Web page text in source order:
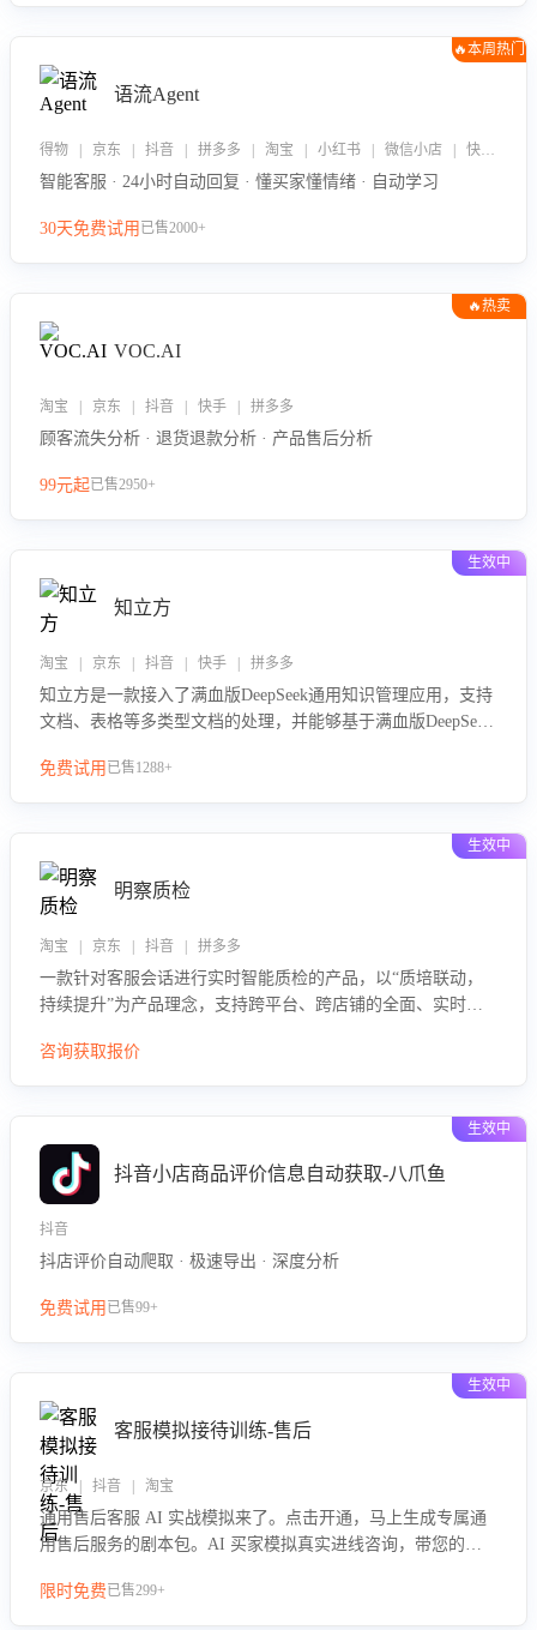
🔥本周热门
语流Agent
得物 | 京东 | 抖音 | 拼多多 | 淘宝 | 小红书 | 微信小店 | 快手 | 唯品会
智能客服 · 24小时自动回复 · 懂买家懂情绪 · 自动学习
30天免费试用 已售2000+
🔥热卖
VOC.AI
淘宝 | 京东 | 抖音 | 快手 | 拼多多
顾客流失分析 · 退货退款分析 · 产品售后分析
99元起已售2950+
生效中
知立方
淘宝 | 京东 | 抖音 | 快手 | 拼多多
知立方是一款接入了满血版DeepSeek通用知识管理应用，支持
文档、表格等多类型文档的处理，并能够基于满血版DeepSeek
助用户高效管理和利用知识资源。通过该产品，用户可以轻松
免费试用 已售1288+
生效中
明察质检
淘宝 | 京东 | 抖音 | 拼多多
一款针对客服会话进行实时智能质检的产品，以“质培联动，
持续提升”为产品理念，支持跨平台、跨店铺的全面、实时、
队的销服能力。
咨询获取报价
生效中
抖音小店商品评价信息自动获取-八爪鱼
抖音
抖店评价自动爬取 · 极速导出 · 深度分析
免费试用 已售99+
生效中
客服模拟接待训练-售后
京东 | 抖音 | 淘宝
通用售后客服 AI 实战模拟来了。点击开通，马上生成专属通
用售后服务的剧本包。AI 买家模拟真实进线咨询，带您的客
要点，轻松提升服务能力。
限时免费已售299+